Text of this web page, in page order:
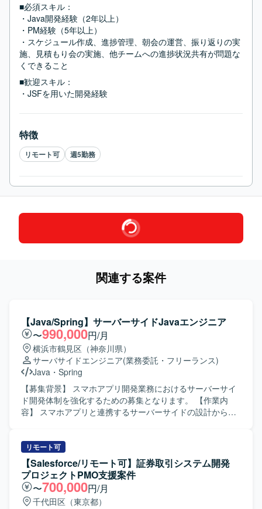
■必須スキル：
・Java開発経験（2年以上）
・PM経験（5年以上）
・スケジュール作成、進捗管理、朝会の運営、振り返りの実
施、見積もり会の実施、他チームへの進捗状況共有が問題な
くできること
■歓迎スキル：
・JSFを用いた開発経験
特徴
リモート可 週5勤務
関連する案件
【Java/Spring】サーバーサイドJavaエンジニア
〜990,000円/月
横浜市鶴見区（神奈川県）
サーバサイドエンジニア(業務委託・フリーランス)
Java ・ Spring
【募集背景】 スマホアプリ開発業務におけるサーバーサイ
ド開発体制を強化するための募集となります。 【作業内
容】 スマホアプリと連携するサーバーサイドの設計から製
いただきます。 Git/GitHubを用いたチーム開発環境下で、
レビューやソース管理を行いながら開発を進めていただき
ます。 Dockerを用いたサーバーサイドアプリケーションの
コンテナ環境構築や動作確認を実施していただきます。
【求める人物像】 設計からテストまで主体的に対応できる
方を求めております。 チームメンバーとコミュニケーショ
リモート可
【Salesforce/リモート可】証券取引システム開発
プロジェクトPMO支援案件
〜700,000円/月
千代田区（東京都）